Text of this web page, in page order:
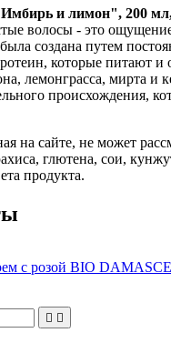
и лимон", 200
волосы - это
создана путем
которые питают
лемонграсса, мирта и
происхождения,
на сайте, не может
глютена, сои,
продукта.
с розой BIO
 